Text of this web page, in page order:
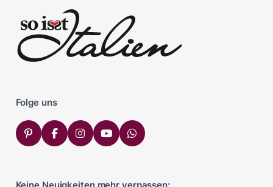
Folge uns
Keine Neuigkeiten mehr verpassen: